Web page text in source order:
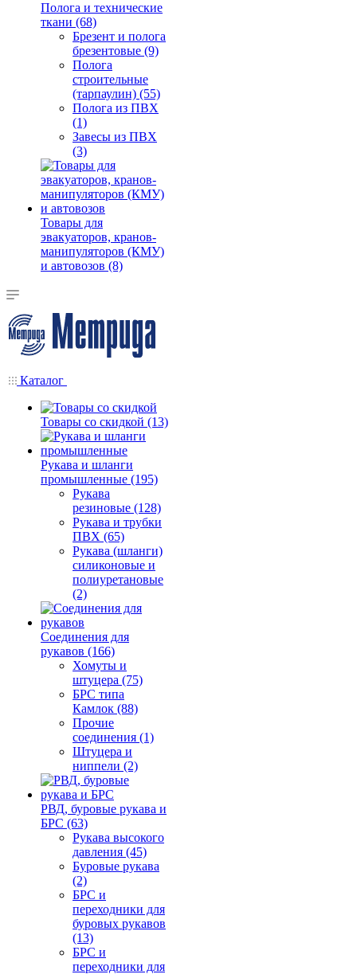
Полога и технические
ткани (68)
Брезент и полога
брезентовые (9)
Полога
строительные
(тарпаулин) (55)
Полога из ПВХ
(1)
Завесы из ПВХ
(3)
Товары для
эвакуаторов, кранов-
манипуляторов (КМУ)
и автовозов (8)
Каталог
Товары со скидкой (13)
Рукава и шланги
промышленные (195)
Рукава
резиновые (128)
Рукава и трубки
ПВХ (65)
Рукава (шланги)
силиконовые и
полиуретановые
(2)
Соединения для
рукавов (166)
Хомуты и
штуцера (75)
БРС типа
Камлок (88)
Прочие
соединения (1)
Штуцера и
ниппели (2)
РВД, буровые рукава и
БРС (63)
Рукава высокого
давления (45)
Буровые рукава
(2)
БРС и
переходники для
буровых рукавов
(13)
БРС и
переходники для